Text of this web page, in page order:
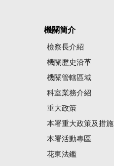
機關簡介
檢察長介紹
機關歷史沿革
機關管轄區域
科室業務介紹
重大政策
本署重大政策及措施
本署活動專區
花東法鑑